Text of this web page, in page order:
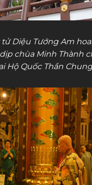
Diệu Tướng Am
chùa Minh Thành
Hộ Quốc Thần Chung